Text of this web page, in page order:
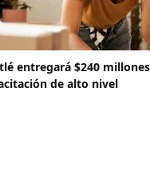
entregará $240
de alto nivel